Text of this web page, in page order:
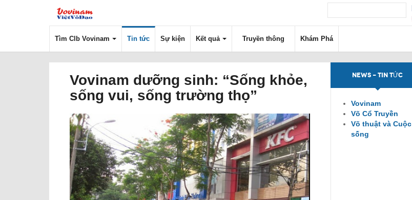
Tìm Clb Vovinam Tin tức Sự kiện Kết quả Truyền thông Khám Phá
Vovinam dưỡng sinh: “Sống khỏe,
sống vui, sống trường thọ”
NEWS - TIN TỨC
Vovinam
Võ Cổ Truyền
Võ thuật và Cuộc
sống